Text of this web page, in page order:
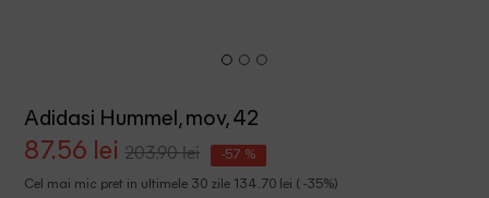
Adidasi Hummel, mov, 42
87.56 lei 203.90 lei -57 %
Cel mai mic pret in ultimele 30 zile 134.70 lei ( -35%)